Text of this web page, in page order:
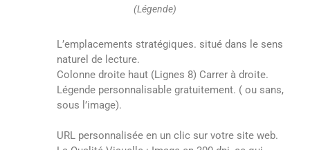
(Légende)
L’emplacements stratégiques. situé dans le sens
naturel de lecture.
Colonne droite haut (Lignes 8) Carrer à droite.
Légende personnalisable gratuitement. ( ou sans,
sous l’image).
URL personnalisée en un clic sur votre site web.